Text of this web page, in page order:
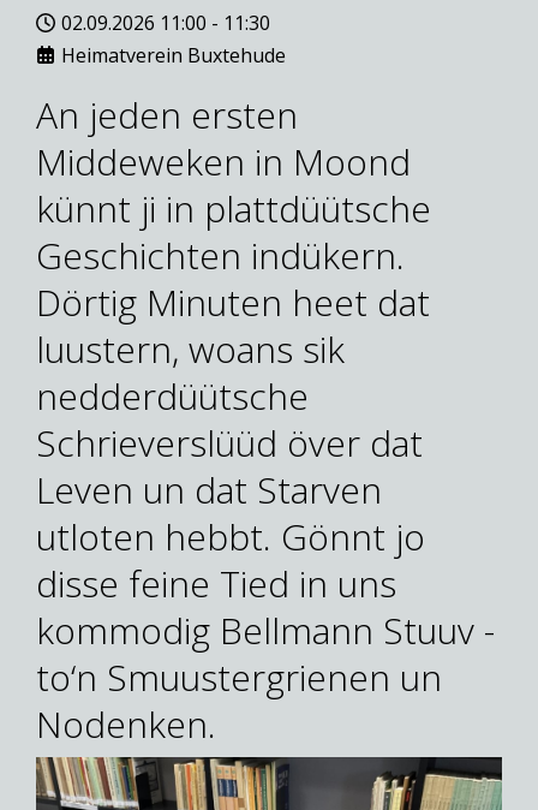
02.09.2026 11:00 - 11:30
Heimatverein Buxtehude
An jeden ersten
Middeweken in Moond
künnt ji in plattdüütsche
Geschichten indükern.
Dörtig Minuten heet dat
luustern, woans sik
nedderdüütsche
Schrieverslüüd över dat
Leven un dat Starven
utloten hebbt. Gönnt jo
disse feine Tied in uns
kommodig Bellmann Stuuv -
to‘n Smuustergrienen un
Nodenken.